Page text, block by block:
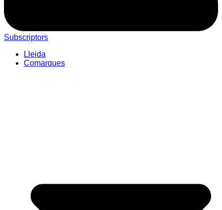
Subscriptors
Lleida
Comarques